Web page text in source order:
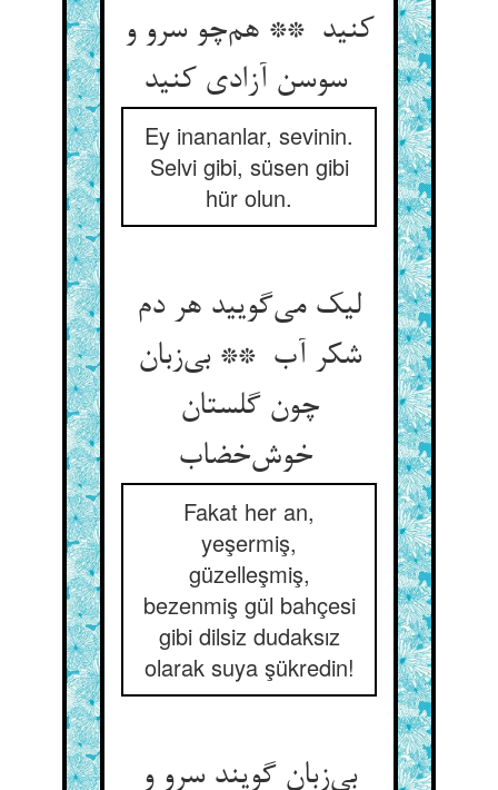
کنید ** هم‌چو سرو و
سوسن آزادی کنید
Ey inananlar, sevinin.
Selvi gibi, süsen gibi
hür olun.
لیک می‌گویید هر دم
شکر آب ** بی‌زبان
چون گلستان
خوش‌خضاب
Fakat her an,
yeşermiş,
güzelleşmiş,
bezenmiş gül bahçesi
gibi dilsiz dudaksız
olarak suya şükredin!
بی‌زبان گویند سرو و